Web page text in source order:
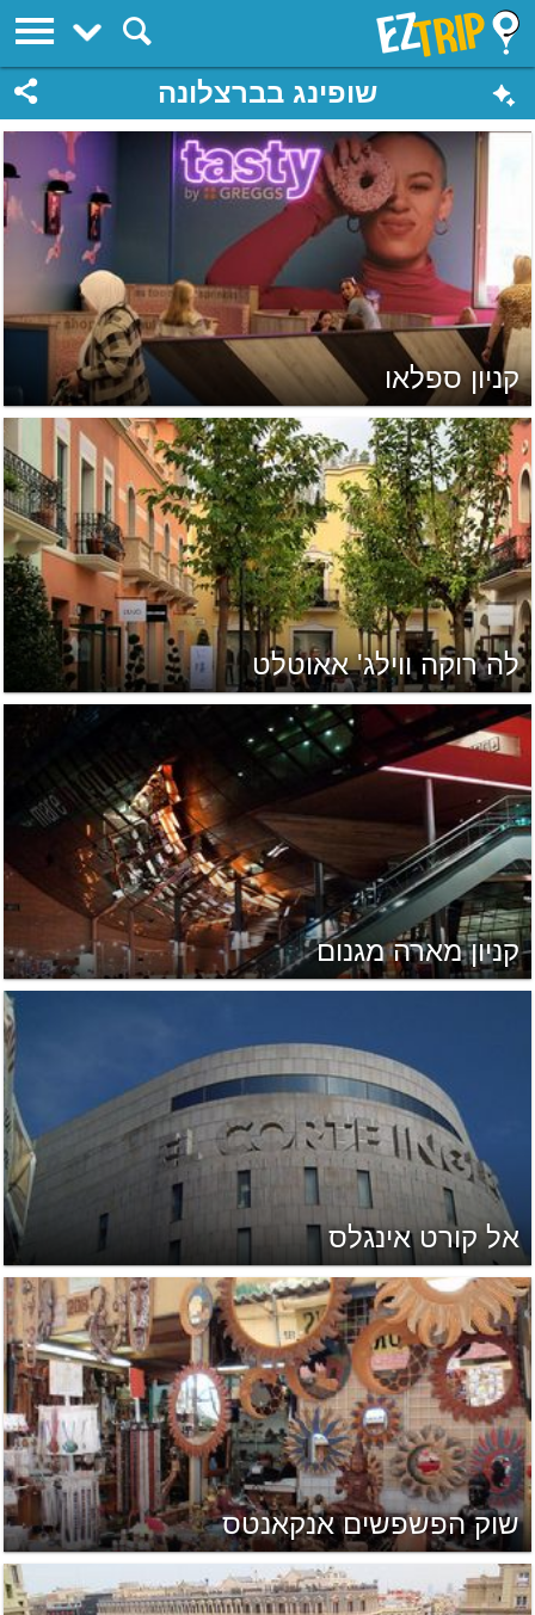
EZTrip
שופינג בברצלונה
קניון ספלאו
לה רוקה ווילג' אאוטלט
קניון מארה מגנום
אל קורט אינגלס
שוק הפשפשים אנקאנטס